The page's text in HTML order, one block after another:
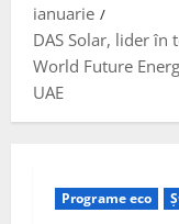
ianuarie
DAS Solar, lider în
World Future
UAE
Programe eco